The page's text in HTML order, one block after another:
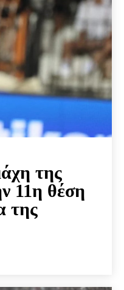
της
11η θέση
της